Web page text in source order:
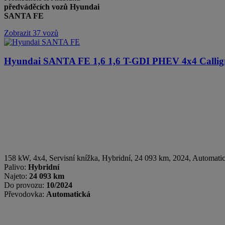
předváděcích vozů Hyundai
SANTA FE
Zobrazit 37 vozů
Hyundai SANTA FE 1,6 1,6 T-GDI PHEV 4x4
158 kW, 4x4, Servisní knížka, Hybridní, 24 093 km, 2024,
Palivo: Hybridní
Najeto: 24 093 km
Do provozu: 10/2024
Převodovka: Automatická